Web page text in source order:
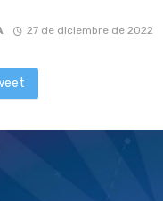
27 de diciembre de 2022